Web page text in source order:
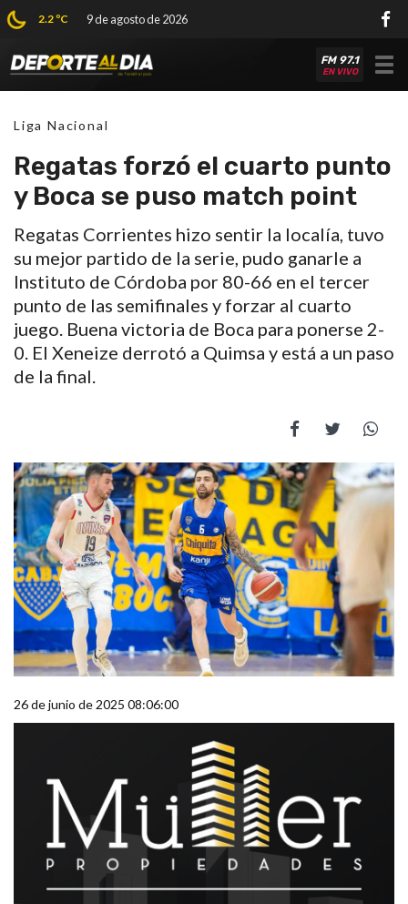
2.2 ºC 9 de agosto de 2026
FM 97.1
EN VIVO
Liga Nacional
Regatas forzó el cuarto punto
y Boca se puso match point
Regatas Corrientes hizo sentir la localía, tuvo
su mejor partido de la serie, pudo ganarle a
Instituto de Córdoba por 80-66 en el tercer
punto de las semifinales y forzar al cuarto
juego. Buena victoria de Boca para ponerse 2-
0. El Xeneize derrotó a Quimsa y está a un paso
de la final.
26 de junio de 2025 08:06:00